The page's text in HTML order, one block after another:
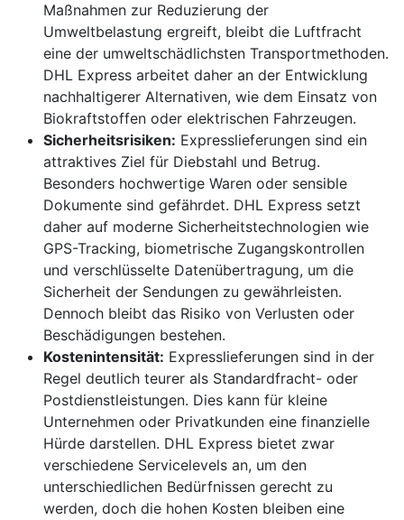
Maßnahmen zur Reduzierung der
Umweltbelastung ergreift, bleibt die Luftfracht
eine der umweltschädlichsten Transportmethoden.
DHL Express arbeitet daher an der Entwicklung
nachhaltigerer Alternativen, wie dem Einsatz von
Biokraftstoffen oder elektrischen Fahrzeugen.
Sicherheitsrisiken: Expresslieferungen sind ein
attraktives Ziel für Diebstahl und Betrug.
Besonders hochwertige Waren oder sensible
Dokumente sind gefährdet. DHL Express setzt
daher auf moderne Sicherheitstechnologien wie
GPS-Tracking, biometrische Zugangskontrollen
und verschlüsselte Datenübertragung, um die
Sicherheit der Sendungen zu gewährleisten.
Dennoch bleibt das Risiko von Verlusten oder
Beschädigungen bestehen.
Kostenintensität: Expresslieferungen sind in der
Regel deutlich teurer als Standardfracht- oder
Postdienstleistungen. Dies kann für kleine
Unternehmen oder Privatkunden eine finanzielle
Hürde darstellen. DHL Express bietet zwar
verschiedene Servicelevels an, um den
unterschiedlichen Bedürfnissen gerecht zu
werden, doch die hohen Kosten bleiben eine